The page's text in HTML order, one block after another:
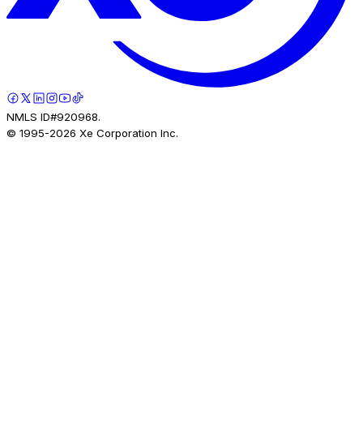
NMLS ID#920968.
© 1995-2026 Xe Corporation Inc.